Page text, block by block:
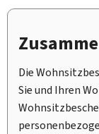
Die
Sie und Ihren